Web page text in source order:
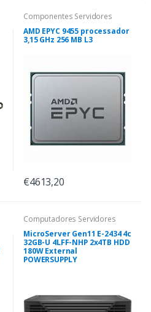
Componentes Servidores
AMD EPYC 9455 processador
3,15 GHz 256 MB L3
€4613,20
Computadores Servidores
MicroServer Gen11 E-2434 4c
32GB-U 4LFF-NHP 2x4TB HDD
180W External
POWERSUPPLY